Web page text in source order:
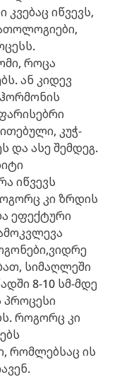
იწვევს,
როცა
ან კიდევ
კუჭ-
და ასე შემდეგ.
იწვევს
კი ზრდის
ეფექტური
სიმაღლეში
8-10 სმ-მდე
პროცესი
როგორც კი
რომლებსაც ის